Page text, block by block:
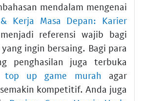
mendalam mengenai
Kerja Masa Depan: Karier
menjadi referensi wajib bagi
ingin bersaing. Bagi para
penghasilan juga terbuka
top up game murah agar
kompetitif. Anda juga